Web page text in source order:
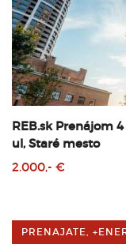
REB.sk Prenájom
ul, Staré mesto
2.000,- €
PRENAJATE,